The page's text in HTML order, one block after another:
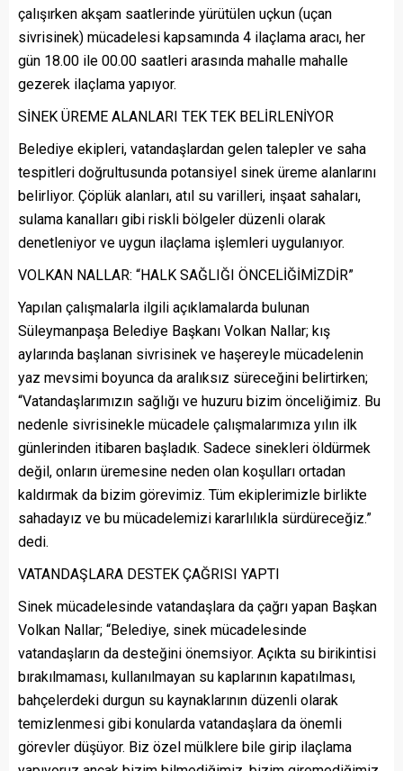
çalışırken akşam saatlerinde yürütülen uçkun (uçan
sivrisinek) mücadelesi kapsamında 4 ilaçlama aracı, her
gün 18.00 ile 00.00 saatleri arasında mahalle mahalle
gezerek ilaçlama yapıyor.
SİNEK ÜREME ALANLARI TEK TEK BELİRLENİYOR
Belediye ekipleri, vatandaşlardan gelen talepler ve saha
tespitleri doğrultusunda potansiyel sinek üreme alanlarını
belirliyor. Çöplük alanları, atıl su varilleri, inşaat sahaları,
sulama kanalları gibi riskli bölgeler düzenli olarak
denetleniyor ve uygun ilaçlama işlemleri uygulanıyor.
VOLKAN NALLAR: “HALK SAĞLIĞI ÖNCELİĞİMİZDİR”
Yapılan çalışmalarla ilgili açıklamalarda bulunan
Süleymanpaşa Belediye Başkanı Volkan Nallar; kış
aylarında başlanan sivrisinek ve haşereyle mücadelenin
yaz mevsimi boyunca da aralıksız süreceğini belirtirken;
“Vatandaşlarımızın sağlığı ve huzuru bizim önceliğimiz. Bu
nedenle sivrisinekle mücadele çalışmalarımıza yılın ilk
günlerinden itibaren başladık. Sadece sinekleri öldürmek
değil, onların üremesine neden olan koşulları ortadan
kaldırmak da bizim görevimiz. Tüm ekiplerimizle birlikte
sahadayız ve bu mücadelemizi kararlılıkla sürdüreceğiz.”
dedi.
VATANDAŞLARA DESTEK ÇAĞRISI YAPTI
Sinek mücadelesinde vatandaşlara da çağrı yapan Başkan
Volkan Nallar; “Belediye, sinek mücadelesinde
vatandaşların da desteğini önemsiyor. Açıkta su birikintisi
bırakılmaması, kullanılmayan su kaplarının kapatılması,
bahçelerdeki durgun su kaynaklarının düzenli olarak
temizlenmesi gibi konularda vatandaşlara da önemli
görevler düşüyor. Biz özel mülklere bile girip ilaçlama